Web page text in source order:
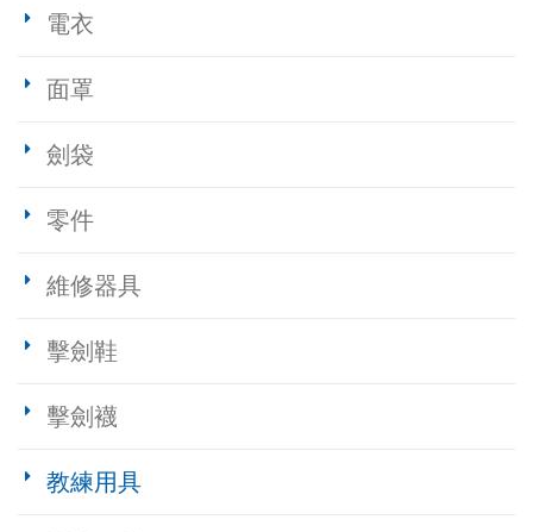
電衣
面罩
劍袋
零件
維修器具
擊劍鞋
擊劍襪
教練用具